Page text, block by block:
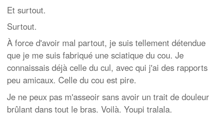
Et surtout.
Surtout.
À force d'avoir mal partout, je suis tellement détendue
que je me suis fabriqué une sciatique du cou. Je
connaissais déjà celle du cul, avec qui j'ai des rapports
peu amicaux. Celle du cou est pire.
Je ne peux pas m'asseoir sans avoir un trait de douleur
brûlant dans tout le bras. Voilà. Youpi tralala.